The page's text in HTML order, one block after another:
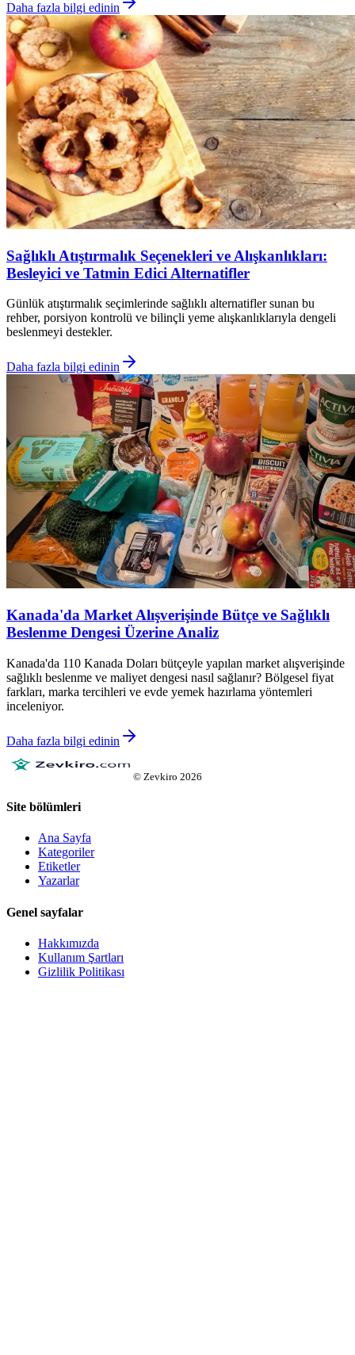
Daha fazla bilgi edinin
Sağlıklı Atıştırmalık Seçenekleri ve Alışkanlıkları:
Besleyici ve Tatmin Edici Alternatifler
Günlük atıştırmalık seçimlerinde sağlıklı alternatifler sunan bu
rehber, porsiyon kontrolü ve bilinçli yeme alışkanlıklarıyla dengeli
beslenmeyi destekler.
Daha fazla bilgi edinin
Kanada'da Market Alışverişinde Bütçe ve Sağlıklı
Beslenme Dengesi Üzerine Analiz
Kanada'da 110 Kanada Doları bütçeyle yapılan market alışverişinde
sağlıklı beslenme ve maliyet dengesi nasıl sağlanır? Bölgesel fiyat
farkları, marka tercihleri ve evde yemek hazırlama yöntemleri
inceleniyor.
Daha fazla bilgi edinin
© Zevkiro 2026
Site bölümleri
Ana Sayfa
Kategoriler
Etiketler
Yazarlar
Genel sayfalar
Hakkımızda
Kullanım Şartları
Gizlilik Politikası